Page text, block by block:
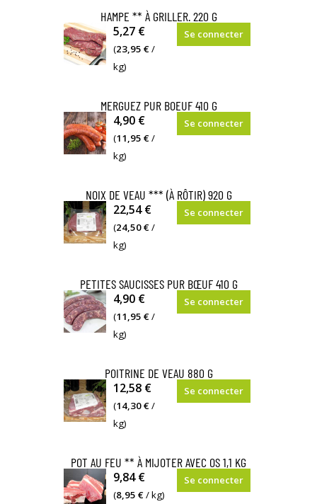
HAMPE ** À GRILLER. 220 G
5,27 €
(23,95 €/
kg)
Se connecter
MERGUEZ PUR BOEUF 410 G
4,90 €
(11,95 €/
kg)
Se connecter
NOIX DE VEAU *** (À RÔTIR) 920 G
22,54 €
(24,50 €/
kg)
Se connecter
PETITES SAUCISSES PUR BŒUF 410 G
4,90 €
(11,95 €/
kg)
Se connecter
POITRINE DE VEAU 880 G
12,58 €
(14,30 €/
kg)
Se connecter
POT AU FEU ** À MIJOTER AVEC OS 1,1 KG
9,84 €
(8,95 €/ kg)
Se connecter